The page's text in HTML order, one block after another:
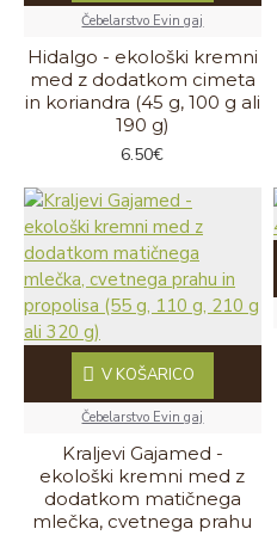
Čebelarstvo Evin gaj
Hidalgo - ekološki kremni
med z dodatkom cimeta
in koriandra (45 g, 100 g ali
190 g)
6.50€
Čebelarstvo Evin gaj
Kraljevi Gajamed -
ekološki kremni med z
dodatkom matičnega
mlečka, cvetnega prahu
V KOŠARICO